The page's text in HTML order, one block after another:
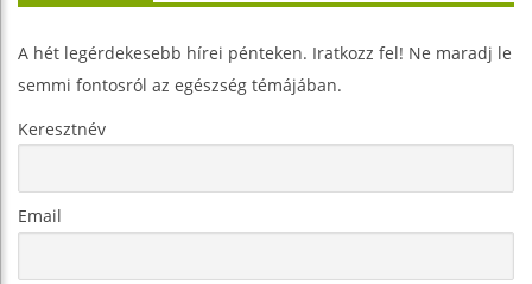
A hét legérdekesebb hírei pénteken. Iratkozz fel! Ne maradj le
semmi fontosról az egészség témájában.
Keresztnév
Email